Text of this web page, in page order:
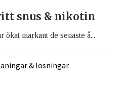
snus & nikotin
markant de senaste å...